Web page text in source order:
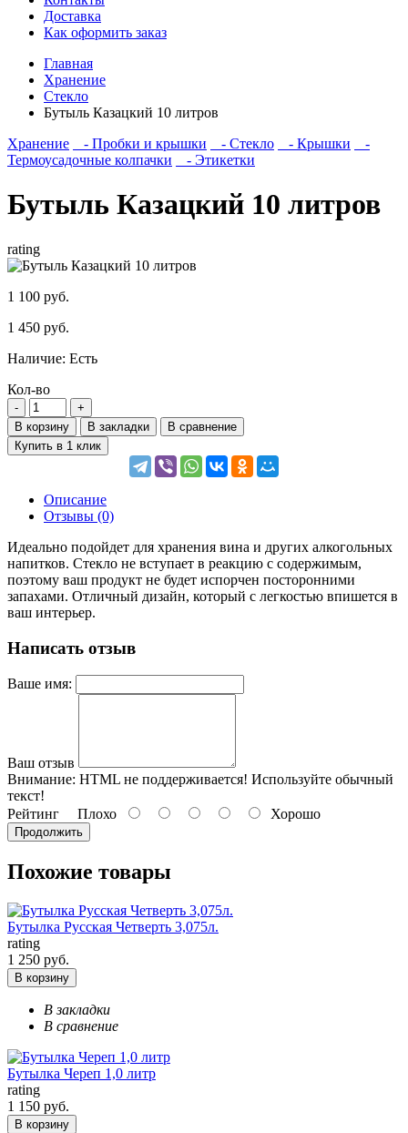
Доставка
Как оформить заказ
Главная
Хранение
Стекло
Бутыль Казацкий 10 литров
Хранение
- Пробки и крышки - Стекло - Крышки
-
Термоусадочные колпачки
- Этикетки
Бутыль Казацкий 10 литров
rating
1 100 руб.
1 450 руб.
Наличие: Есть
Кол-во
В корзину В закладки
В сравнение
Купить в 1 клик
Описание
Отзывы (0)
Идеально подойдет для хранения вина и других алкогольных
напитков. Стекло не вступает в реакцию с содержимым,
поэтому ваш продукт не будет испорчен посторонними
запахами. Отличный дизайн, который с легкостью впишется в
ваш интерьер.
Написать отзыв
Ваше имя:
Ваш отзыв
Внимание: HTML не поддерживается! Используйте обычный
текст!
Рейтинг Плохо Хорошо
Продолжить
Похожие товары
Бутылка Русская Четверть 3,075л.
rating
1 250 руб.
В корзину
В закладки
В сравнение
Бутылка Череп 1,0 литр
rating
1 150 руб.
В корзину